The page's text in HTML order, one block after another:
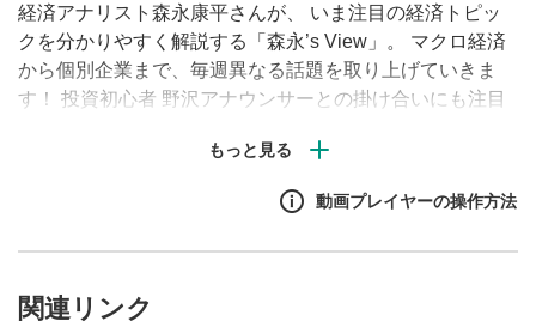
経済アナリスト森永康平さんが、 いま注目の経済トピッ
クを分かりやすく解説する「森永’s View」。 マクロ経済
から個別企業まで、毎週異なる話題を取り上げていきま
す！ 投資初心者 野沢アナウンサーとの掛け合いにも注目
動画プレイヤーの操作方法
関連リンク